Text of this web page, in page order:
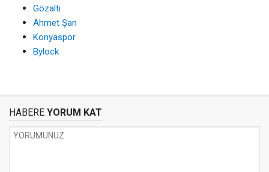
Gözaltı
Ahmet Şan
Konyaspor
Bylock
HABERE YORUM KAT